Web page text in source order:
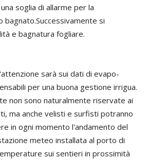
soglia di allarme per la
si
e bagnatura fogliare.
sarà sui dati di evapo-
per una buona gestione irrigua.
non sono naturalmente riservate ai
ma anche velisti e surfisti potranno
in ogni momento l'andamento del
meteo installata al porto di
sui sentieri in prossimità